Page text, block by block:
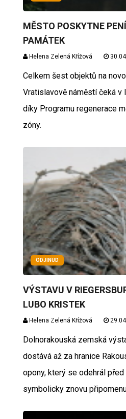
MĚSTO POSKYTNE
PAMÁTEK
Helena Zelená Křížová
Celkem šest objektů na
Vratislavově náměstí čeká v
díky Programu regenerace
zóny.
ODJINUD
VÝSTAVU V
LUBO KRISTEK
Helena Zelená Křížová
Dolnorakouská zemská
dostává až za hranice
opony, který se odehrál
symbolicky znovu